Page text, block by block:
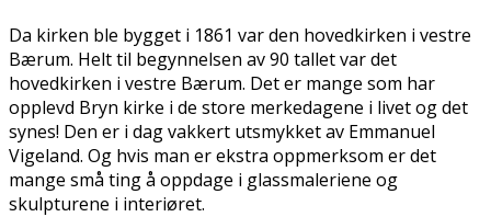
Da kirken ble bygget i 1861 var den hovedkirken i vestre
Bærum. Helt til begynnelsen av 90 tallet var det
hovedkirken i vestre Bærum. Det er mange som har
opplevd Bryn kirke i de store merkedagene i livet og det
synes! Den er i dag vakkert utsmykket av Emmanuel
Vigeland. Og hvis man er ekstra oppmerksom er det
mange små ting å oppdage i glassmaleriene og
skulpturene i interiøret.